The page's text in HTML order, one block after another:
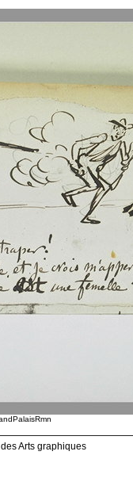
Arts graphiques